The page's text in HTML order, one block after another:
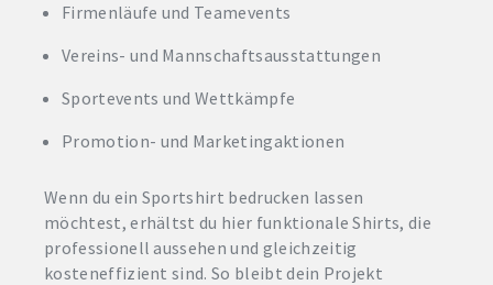
Firmenläufe und Teamevents
Vereins- und Mannschaftsausstattungen
Sportevents und Wettkämpfe
Promotion- und Marketingaktionen
Wenn du ein Sportshirt bedrucken lassen
möchtest, erhältst du hier funktionale Shirts, die
professionell aussehen und gleichzeitig
kosteneffizient sind. So bleibt dein Projekt